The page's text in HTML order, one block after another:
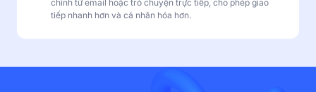
chính từ email hoặc trò chuyện trực tiếp, cho phép giao
tiếp nhanh hơn và cá nhân hóa hơn.